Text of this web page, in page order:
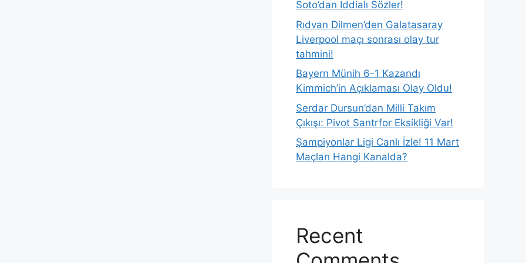
Soto’dan İddialı Sözler!
Rıdvan Dilmen’den Galatasaray
Liverpool maçı sonrası olay tur
tahmini!
Bayern Münih 6-1 Kazandı
Kimmich’in Açıklaması Olay Oldu!
Serdar Dursun’dan Milli Takım
Çıkışı: Pivot Santrfor Eksikliği Var!
Şampiyonlar Ligi Canlı İzle! 11 Mart
Maçları Hangi Kanalda?
Recent